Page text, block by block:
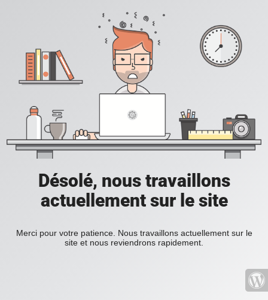
Désolé, nous travaillons
actuellement sur le site
Merci pour votre patience. Nous travaillons actuellement sur le
site et nous reviendrons rapidement.